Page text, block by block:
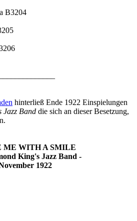
B3204
hinterließ Ende 1922 Einspielungen
Jazz Band die sich an dieser Besetzung,
ME WITH A SMILE
King's Jazz Band -
1922